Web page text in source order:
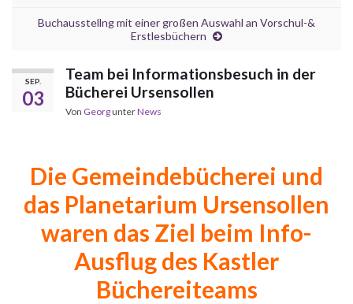
Buchausstellng mit einer großen Auswahl an Vorschul-&
Erstlesbüchern
SEP.
03
Team bei Informationsbesuch in der
Bücherei Ursensollen
Von GeorgunterNews
Die Gemeindebücherei und
das Planetarium Ursensollen
waren das Ziel beim Info-
Ausflug des Kastler
Büchereiteams